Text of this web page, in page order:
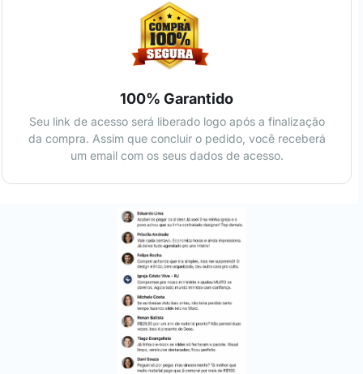
100% Garantido
Seu link de acesso será liberado logo após a finalização
da compra. Assim que concluir o pedido, você receberá
um email com os seus dados de acesso.